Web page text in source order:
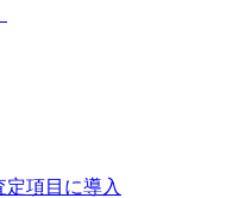
項目に導入